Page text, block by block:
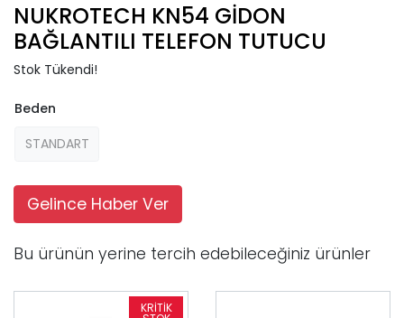
NUKROTECH KN54 GİDON
BAĞLANTILI TELEFON TUTUCU
Stok Tükendi!
Beden
STANDART
Gelince Haber Ver
Bu ürünün yerine tercih edebileceğiniz ürünler